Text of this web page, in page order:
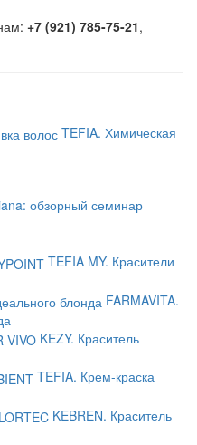
+7 (921) 785-75-21,
TEFIA. Химическая
обзорный семинар
TEFIA MY. Красители
FARMAVITA.
KEZY. Краситель
TEFIA. Крем-краска
KEBREN. Краситель